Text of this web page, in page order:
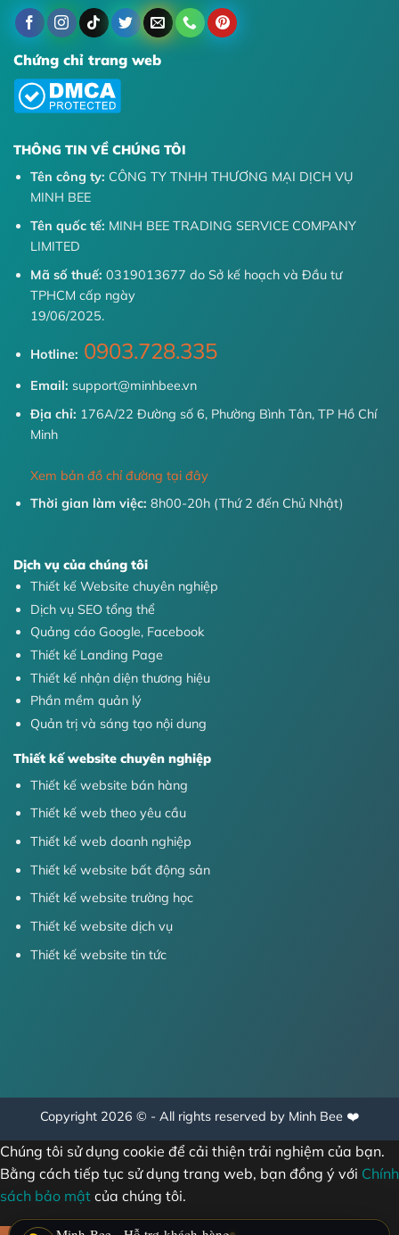
Chứng chỉ trang web
THÔNG TIN VỀ CHÚNG TÔI
Tên công ty: CÔNG TY TNHH THƯƠNG MẠI DỊCH VỤ
MINH BEE
Tên quốc tế: MINH BEE TRADING SERVICE COMPANY
LIMITED
Mã số thuế: 0319013677 do Sở kế hoạch và Đầu tư
TPHCM cấp ngày
19/06/2025.
Hotline: 0903.728.335
Email: support@minhbee.vn
Địa chỉ: 176A/22 Đường số 6, Phường Bình Tân, TP Hồ Chí
Minh
Xem bản đồ chỉ đường tại đây
Thời gian làm việc: 8h00-20h (Thứ 2 đến Chủ Nhật)
Dịch vụ của chúng tôi
Thiết kế Website chuyên nghiệp
Dịch vụ SEO tổng thể
Quảng cáo Google, Facebook
Thiết kế Landing Page
Thiết kế nhận diện thương hiệu
Phần mềm quản lý
Quản trị và sáng tạo nội dung
Thiết kế website chuyên nghiệp
Thiết kế website bán hàng
Thiết kế web theo yêu cầu
Thiết kế web doanh nghiệp
Thiết kế website bất động sản
Thiết kế website trường học
Thiết kế website dịch vụ
Thiết kế website tin tức
Copyright 2026 © - All rights reserved by Minh Bee ❤️
Chúng tôi sử dụng cookie để cải thiện trải nghiệm của bạn.
Bằng cách tiếp tục sử dụng trang web, bạn đồng ý với Chính
sách bảo mật của chúng tôi.